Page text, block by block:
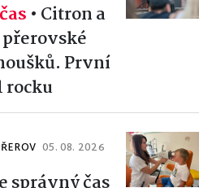
• Citron a
První
rocku
05. 08. 2026